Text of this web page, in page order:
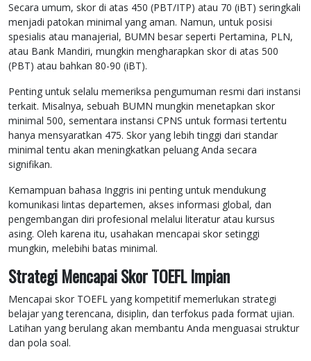
Secara umum, skor di atas 450 (PBT/ITP) atau 70 (iBT) seringkali
menjadi patokan minimal yang aman. Namun, untuk posisi
spesialis atau manajerial, BUMN besar seperti Pertamina, PLN,
atau Bank Mandiri, mungkin mengharapkan skor di atas 500
(PBT) atau bahkan 80-90 (iBT).
Penting untuk selalu memeriksa pengumuman resmi dari instansi
terkait. Misalnya, sebuah BUMN mungkin menetapkan skor
minimal 500, sementara instansi CPNS untuk formasi tertentu
hanya mensyaratkan 475. Skor yang lebih tinggi dari standar
minimal tentu akan meningkatkan peluang Anda secara
signifikan.
Kemampuan bahasa Inggris ini penting untuk mendukung
komunikasi lintas departemen, akses informasi global, dan
pengembangan diri profesional melalui literatur atau kursus
asing. Oleh karena itu, usahakan mencapai skor setinggi
mungkin, melebihi batas minimal.
Strategi Mencapai Skor TOEFL Impian
Mencapai skor TOEFL yang kompetitif memerlukan strategi
belajar yang terencana, disiplin, dan terfokus pada format ujian.
Latihan yang berulang akan membantu Anda menguasai struktur
dan pola soal.